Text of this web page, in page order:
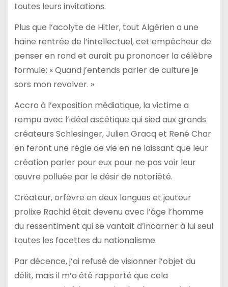
toutes leurs invitations.
Plus que l’acolyte de Hitler, tout Algérien a une
haine rentrée de l’intellectuel, cet empêcheur de
penser en rond et aurait pu prononcer la célèbre
formule: « Quand j’entends parler de culture je
sors mon revolver. »
Accro à l’exposition médiatique, la victime a
rompu avec l’idéal ascétique qui sied aux grands
créateurs Schlesinger, Julien Gracq et René Char
en feront une règle de vie en ne laissant que leur
création parler pour eux pour ne pas voir leur
œuvre polluée par le désir de notoriété.
Créateur, orfèvre en deux langues et jouteur
prolixe Rachid était devenu avec l’âge l’homme
du ressentiment qui se vantait d’incarner à lui seul
toutes les facettes du nationalisme.
Par décence, j’ai refusé de visionner l’objet du
délit, mais il m’a été rapporté que cela